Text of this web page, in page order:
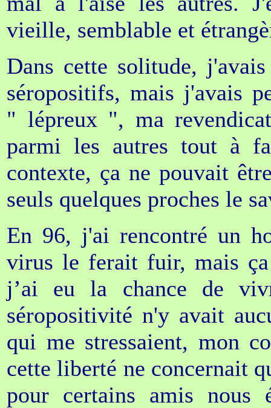
vieille, semblable et
Dans cette solitude,
séropositifs, mais j'avais
" lépreux ", ma
parmi les autres tout à
contexte, ça ne pouvait
seuls quelques proches le
En 96, j'ai rencontré un
virus le ferait fuir, mais
j’ai eu la chance de
séropositivité n'y avait
qui me stressaient, mon
cette liberté ne concernait
pour certains amis nous